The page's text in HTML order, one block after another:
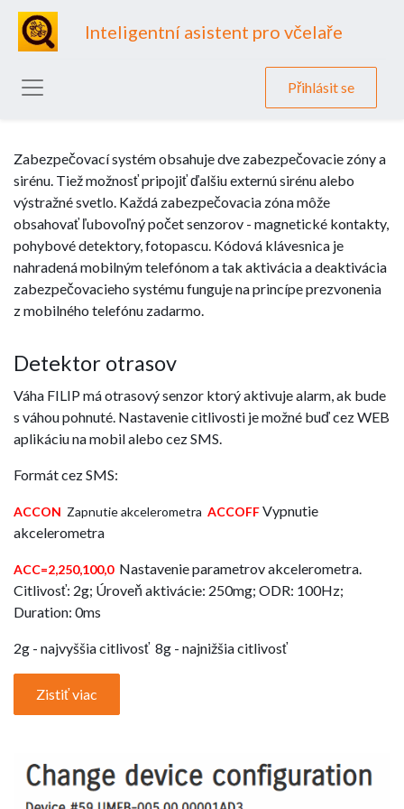
Inteligentní asistent pro včelaře
Přihlásit se
Zabezpečovací systém obsahuje dve zabezpečovacie zóny a
sirénu. Tiež možnosť pripojiť ďalšiu externú sirénu alebo
výstražné svetlo. Každá zabezpečovacia zóna môže
obsahovať ľubovoľný počet senzorov - magnetické kontakty,
pohybové detektory, fotopascu. Kódová klávesnica je
nahradená mobilným telefónom a tak aktivácia a deaktivácia
zabezpečovacieho systému funguje na princípe prezvonenia
z mobilného telefónu zadarmo.
Detektor otrasov
Váha FILIP má otrasový senzor ktorý aktivuje alarm, ak bude
s váhou pohnuté. Nastavenie citlivosti je možné buď cez WEB
aplikáciu na mobil alebo cez SMS.
Formát cez SMS:
ACCON Zapnutie akcelerometra ACCOFFVypnutie
akcelerometra
ACC=2,250,100,0 Nastavenie parametrov akcelerometra.
Citlivosť: 2g; Úroveň aktivácie: 250mg; ODR: 100Hz;
Duration: 0ms
2g - najvyššia citlivosť 8g - najnižšia citlivosť
Zistiť viac